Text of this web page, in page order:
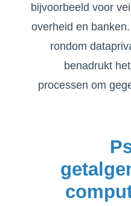
bijvoorbeeld voor
overheid en
rondom
benadrukt
processen om